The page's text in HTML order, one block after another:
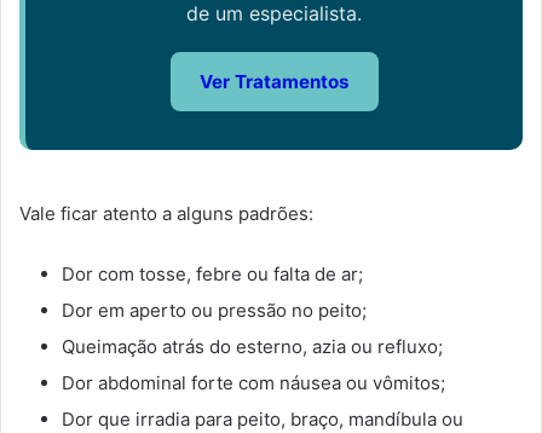
de um especialista.
Ver Tratamentos
Vale ficar atento a alguns padrões:
Dor com tosse, febre ou falta de ar;
Dor em aperto ou pressão no peito;
Queimação atrás do esterno, azia ou refluxo;
Dor abdominal forte com náusea ou vômitos;
Dor que irradia para peito, braço, mandíbula ou